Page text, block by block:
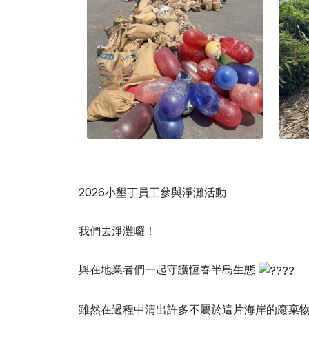
2026小墾丁員工參與淨灘活動
我們去淨灘囉！
與在地業者們一起守護恆春半島生態
雖然在過程中清出許多不屬於這片海岸的廢棄